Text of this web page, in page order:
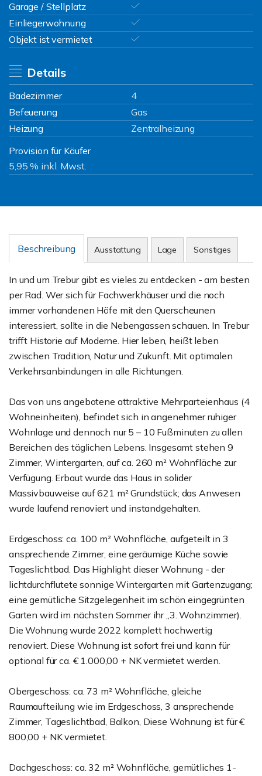
Garage / Stellplatz
Einliegerwohnung
Objekt ist vermietet
Details
Badezimmer
4
Befeuerung
Gas
Heizung
Zentralheizung
Provision für Käufer
5,95 % inkl. Mwst.
Beschreibung Ausstattung Lage Sonstiges
In und um Trebur gibt es vieles zu entdecken - am besten
per Rad. Wer sich für Fachwerkhäuser und die noch
immer vorhandenen Höfe mit den Querscheunen
interessiert, sollte in die Nebengassen schauen. In Trebur
trifft Historie auf Moderne. Hier leben, heißt leben
zwischen Tradition, Natur und Zukunft. Mit optimalen
Verkehrsanbindungen in alle Richtungen.
Das von uns angebotene attraktive Mehrparteienhaus (4
Wohneinheiten), befindet sich in angenehmer ruhiger
Wohnlage und dennoch nur 5 – 10 Fußminuten zu allen
Bereichen des täglichen Lebens. Insgesamt stehen 9
Zimmer, Wintergarten, auf ca. 260 m² Wohnfläche zur
Verfügung. Erbaut wurde das Haus in solider
Massivbauweise auf 621 m² Grundstück; das Anwesen
wurde laufend renoviert und instandgehalten.
Erdgeschoss: ca. 100 m² Wohnfläche, aufgeteilt in 3
ansprechende Zimmer, eine geräumige Küche sowie
Tageslichtbad. Das Highlight dieser Wohnung - der
lichtdurchflutete sonnige Wintergarten mit Gartenzugang;
eine gemütliche Sitzgelegenheit im schön eingegrünten
Garten wird im nächsten Sommer ihr „3. Wohnzimmer).
Die Wohnung wurde 2022 komplett hochwertig
renoviert. Diese Wohnung ist sofort frei und kann für
optional für ca. € 1.000,00 + NK vermietet werden.
Obergeschoss: ca. 73 m² Wohnfläche, gleiche
Raumaufteilung wie im Erdgeschoss, 3 ansprechende
Zimmer, Tageslichtbad, Balkon, Diese Wohnung ist für €
800,00 + NK vermietet.
Dachgeschoss: ca. 32 m² Wohnfläche, gemütliches 1-